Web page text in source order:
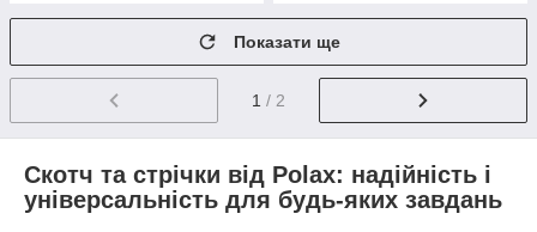
Показати ще
1 / 2
Скотч та стрічки від Polax: надійність і
універсальність для будь-яких завдань